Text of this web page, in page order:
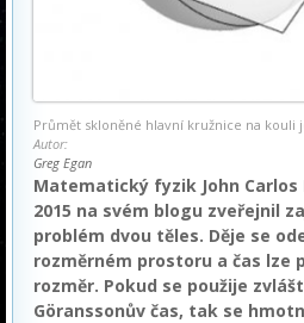
Průmět skloněné hlavní kružnice na kouli
Autor:
Greg Egan
Matematický fyzik John Carlos
2015 na svém blogu zveřejnil
problém dvou těles. Děje se
rozměrném prostoru a čas lze
rozměr. Pokud se použije
Göranssonův čas, tak se